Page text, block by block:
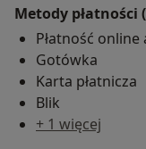
Metody
Płatność
Gotówka
Karta płatnicza
Blik
+ 1 więcej